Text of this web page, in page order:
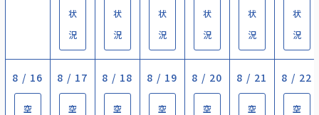
状
況
状
況
状
況
状
況
状
況
状
況
8 / 16
空
8 / 17
空
8 / 18
空
8 / 19
空
8 / 20
空
8 / 21
空
8 / 22
空